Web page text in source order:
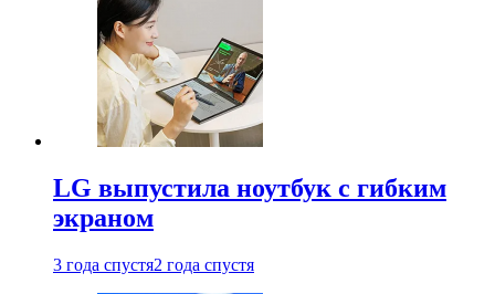
LG выпустила ноутбук с гибким
экраном
3 года спустя2 года спустя